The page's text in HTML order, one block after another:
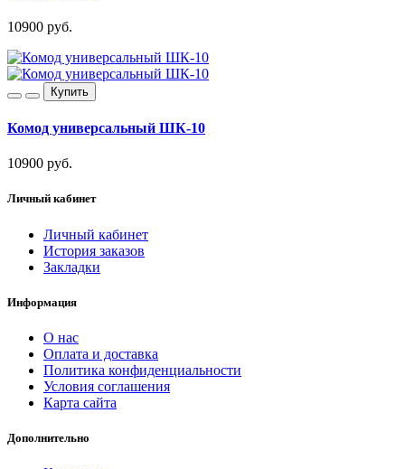
10900 руб.
Купить
Комод универсальный ШК-10
10900 руб.
Личный кабинет
Личный кабинет
История заказов
Закладки
Информация
О нас
Оплата и доставка
Политика конфиденциальности
Условия соглашения
Карта сайта
Дополнительно